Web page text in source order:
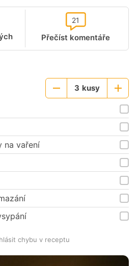
Přečíst komentáře
21
Menší3 kusy
Větší
porce
na vaření
chybu v receptu